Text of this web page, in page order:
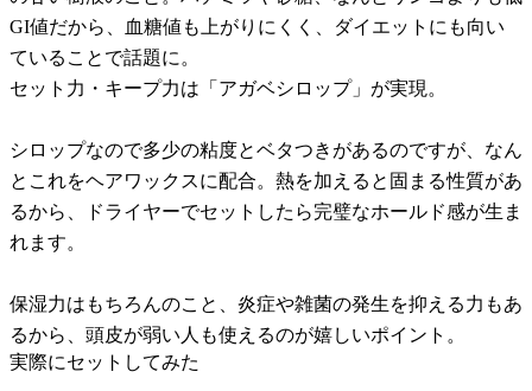
GI値だから、血糖値も上がりにくく、ダイエットにも向い
ていることで話題に。
セット力・キープ力は「アガベシロップ」が実現。
シロップなので多少の粘度とベタつきがあるのですが、なん
とこれをヘアワックスに配合。熱を加えると固まる性質があ
るから、ドライヤーでセットしたら完璧なホールド感が生ま
れます。
保湿力はもちろんのこと、炎症や雑菌の発生を抑える力もあ
るから、頭皮が弱い人も使えるのが嬉しいポイント。
実際にセットしてみた